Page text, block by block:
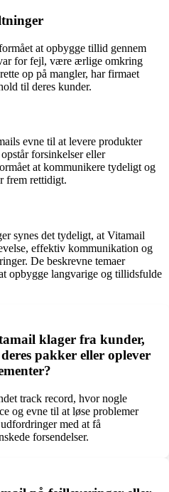
at opbygge tillid gennem
for fejl, være ærlige omkring
op på mangler, har firmaet
til deres kunder.
evne til at levere produkter
forsinkelser eller
at kommunikere tydeligt og
frem rettidigt.
synes det tydeligt, at Vitamail
effektiv kommunikation og
De beskrevne temaer
opbygge langvarige og tillidsfulde
klager fra kunder,
pakker eller oplever
track record, hvor nogle
og evne til at løse problemer
med at få
forsendelser.